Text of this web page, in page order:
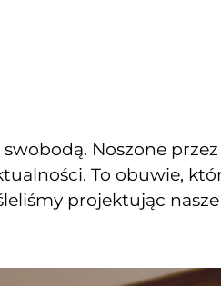
Noszone przez
To obuwie,
projektując nasze